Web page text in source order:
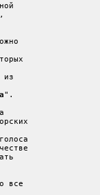
из
".
все